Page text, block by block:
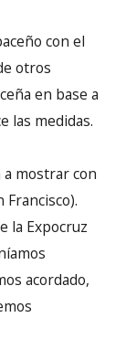
con el
otros
en base a
las medidas.
a mostrar con
la Expocruz
acordado,